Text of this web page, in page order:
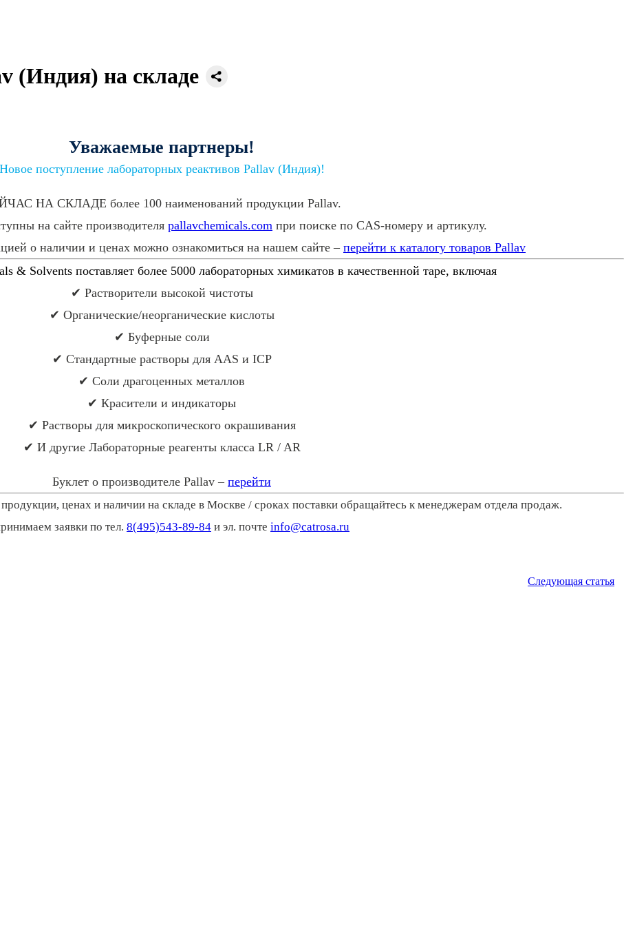
(Индия) на складе
Уважаемые партнеры!
Новое поступление лабораторных реактивов Pallav (Индия)!
НА СКЛАДЕ более 100 наименований продукции Pallav.
на сайте производителя pallavchemicals.com при поиске по CAS-номеру и артикулу.
о наличии и ценах можно ознакомиться на нашем сайте – перейти к каталогу товаров Pallav
& Solvents поставляет более 5000 лабораторных химикатов в качественной таре, включая
✔ Растворители высокой чистоты
✔ Органические/неорганические кислоты
✔ Буферные соли
✔ Стандартные растворы для AAS и ICP
✔ Соли драгоценных металлов
✔ Красители и индикаторы
✔ Растворы для микроскопического окрашивания
✔ И другие Лабораторные реагенты класса LR / AR
Буклет о производителе Pallav – перейти
ценах и наличии на складе в Москве / сроках поставки обращайтесь к менеджерам отдела продаж.
заявки по тел. 8(495)543-89-84 и эл. почте info@catrosa.ru
Следующая статья